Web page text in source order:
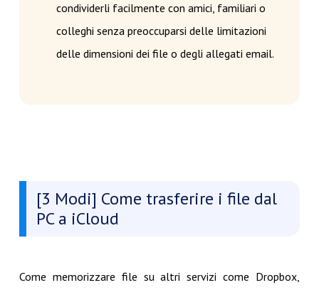
condividerli facilmente con amici, familiari o
colleghi senza preoccuparsi delle limitazioni
delle dimensioni dei file o degli allegati email.
[3 Modi] Come trasferire i file dal
PC a iCloud
Come memorizzare file su altri servizi come Dropbox,